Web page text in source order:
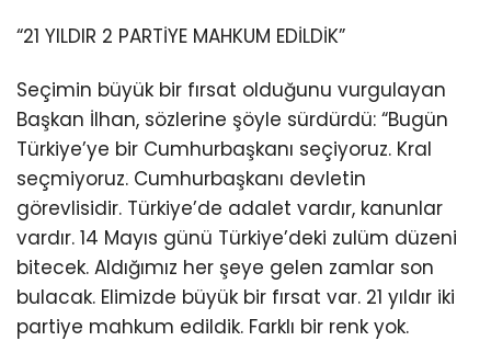
“21 YILDIR 2 PARTİYE MAHKUM EDİLDİK”
Seçimin büyük bir fırsat olduğunu vurgulayan
Başkan İlhan, sözlerine şöyle sürdürdü: “Bugün
Türkiye’ye bir Cumhurbaşkanı seçiyoruz. Kral
seçmiyoruz. Cumhurbaşkanı devletin
görevlisidir. Türkiye’de adalet vardır, kanunlar
vardır. 14 Mayıs günü Türkiye’deki zulüm düzeni
bitecek. Aldığımız her şeye gelen zamlar son
bulacak. Elimizde büyük bir fırsat var. 21 yıldır iki
partiye mahkum edildik. Farklı bir renk yok.